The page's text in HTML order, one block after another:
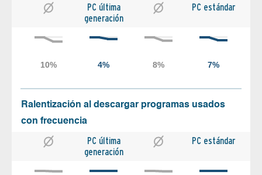
PC última
generación
PC estándar
Ralentización al descargar programas usados
con frecuencia
PC última
generación
PC estándar